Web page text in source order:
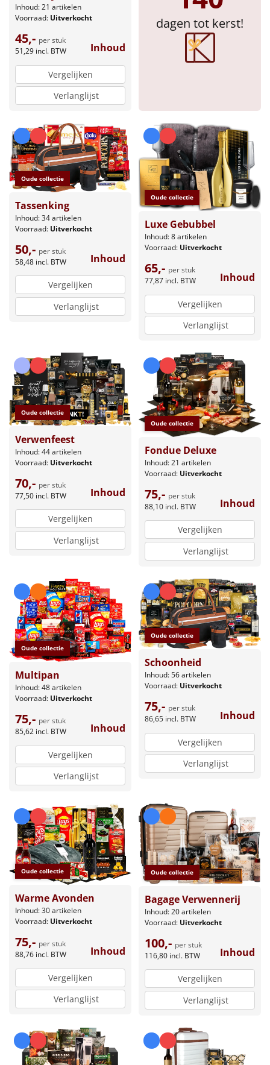
Sinterklaaspakketten
Particulier
Kerstgeschenken 2026
Relatiegeschenken
Cadeaubon
Per stuk
Alle overige
Inhoud: 21 artikelen
Voorraad: Uitverkocht
45,- per stuk
51,29 incl. BTW Inhoud
Vergelijken
Verlanglijst
dagen tot kerst!
Oude collectie
Tassenking
Inhoud: 34 artikelen
Voorraad: Uitverkocht
50,- per stuk
58,48 incl. BTW Inhoud
Vergelijken
Verlanglijst
Oude collectie
Luxe Gebubbel
Inhoud: 8 artikelen
Voorraad: Uitverkocht
65,- per stuk
77,87 incl. BTW Inhoud
Vergelijken
Verlanglijst
Oude collectie
Verwenfeest
Inhoud: 44 artikelen
Voorraad: Uitverkocht
70,- per stuk
77,50 incl. BTW Inhoud
Vergelijken
Verlanglijst
Oude collectie
Fondue Deluxe
Inhoud: 21 artikelen
Voorraad: Uitverkocht
75,- per stuk
88,10 incl. BTW Inhoud
Vergelijken
Verlanglijst
Oude collectie
Multipan
Inhoud: 48 artikelen
Voorraad: Uitverkocht
75,- per stuk
85,62 incl. BTW Inhoud
Vergelijken
Verlanglijst
Oude collectie
Schoonheid
Inhoud: 56 artikelen
Voorraad: Uitverkocht
75,- per stuk
86,65 incl. BTW Inhoud
Vergelijken
Verlanglijst
Oude collectie
Warme Avonden
Inhoud: 30 artikelen
Voorraad: Uitverkocht
75,- per stuk
88,76 incl. BTW Inhoud
Vergelijken
Verlanglijst
Oude collectie
Bagage Verwennerij
Inhoud: 20 artikelen
Voorraad: Uitverkocht
100,- per stuk
116,80 incl. BTW Inhoud
Vergelijken
Verlanglijst